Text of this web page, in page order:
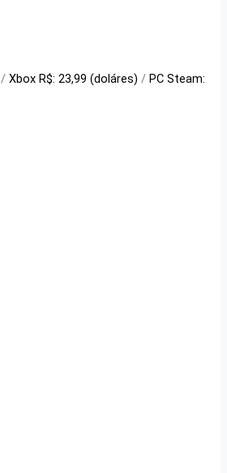
/Xbox R$: 23,99 (doláres) / PC Steam: